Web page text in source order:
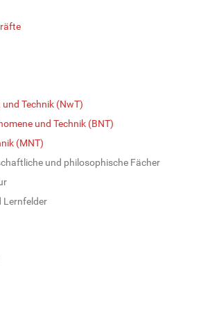
Technik (NwT)
und Technik (BNT)
(MNT)
und philosophische Fächer
Lernfelder